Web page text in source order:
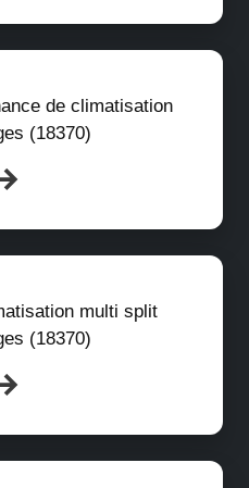
de climatisation
(18370)
multi split
(18370)